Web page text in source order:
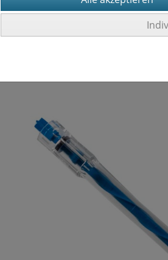
Startseite Produkte
Homogenisieren Rotor-/Stator-